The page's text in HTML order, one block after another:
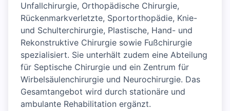
Unfallchirurgie, Orthopädische Chirurgie,
Rückenmarkverletzte, Sportorthopädie, Knie-
und Schulterchirurgie, Plastische, Hand- und
Rekonstruktive Chirurgie sowie Fußchirurgie
spezialisiert. Sie unterhält zudem eine Abteilung
für Septische Chirurgie und ein Zentrum für
Wirbelsäulenchirurgie und Neurochirurgie. Das
Gesamtangebot wird durch stationäre und
ambulante Rehabilitation ergänzt.